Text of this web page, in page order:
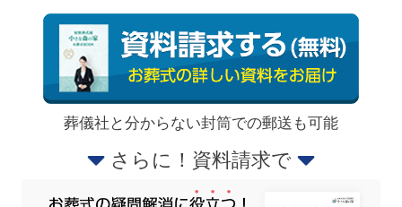
葬儀社と分からない封筒での郵送も可能
さらに！資料請求で